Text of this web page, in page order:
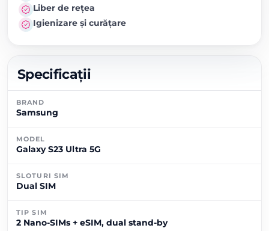
Liber de rețea
Igienizare și curățare
Specificații
BRAND
Samsung
MODEL
Galaxy S23 Ultra 5G
SLOTURI SIM
Dual SIM
TIP SIM
2 Nano-SIMs + eSIM, dual stand-by